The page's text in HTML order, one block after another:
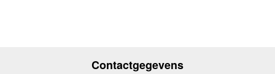
Contactgegevens